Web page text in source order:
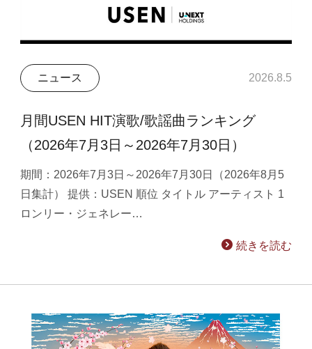
ニュース 2026.8.5
月間USEN HIT演歌/歌謡曲ランキング
（2026年7月3日～2026年7月30日）
期間：2026年7月3日～2026年7月30日（2026年8月5
日集計） 提供：USEN 順位 タイトル アーティスト 1
ロンリー・ジェネレー…
続きを読む